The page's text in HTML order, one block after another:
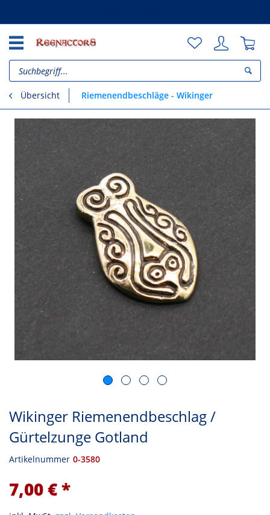
Übersicht Riemenendbeschläge - Wikinger
Wikinger Riemenendbeschlag /
Gürtelzunge Gotland
Artikelnummer 0-3580
7,00 € *